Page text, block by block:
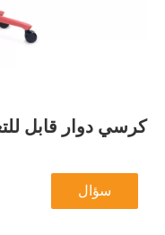
كرسي دوار قابل
سؤال